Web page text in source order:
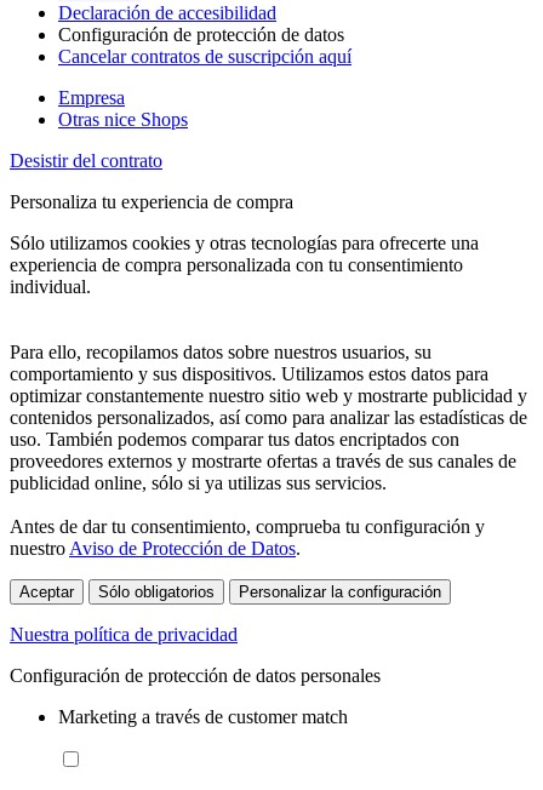
Declaración de accesibilidad
Configuración de protección de datos
Cancelar contratos de suscripción aquí
Empresa
Otras nice Shops
Desistir del contrato
Personaliza tu experiencia de compra
Sólo utilizamos cookies y otras tecnologías para ofrecerte una
experiencia de compra personalizada con tu consentimiento
individual.
Para ello, recopilamos datos sobre nuestros usuarios, su
comportamiento y sus dispositivos. Utilizamos estos datos para
optimizar constantemente nuestro sitio web y mostrarte publicidad y
contenidos personalizados, así como para analizar las estadísticas de
uso. También podemos comparar tus datos encriptados con
proveedores externos y mostrarte ofertas a través de sus canales de
publicidad online, sólo si ya utilizas sus servicios.
Antes de dar tu consentimiento, comprueba tu configuración y
nuestro Aviso de Protección de Datos.
Aceptar Sólo obligatorios Personalizar la configuración
Nuestra política de privacidad
Configuración de protección de datos personales
Marketing a través de customer match